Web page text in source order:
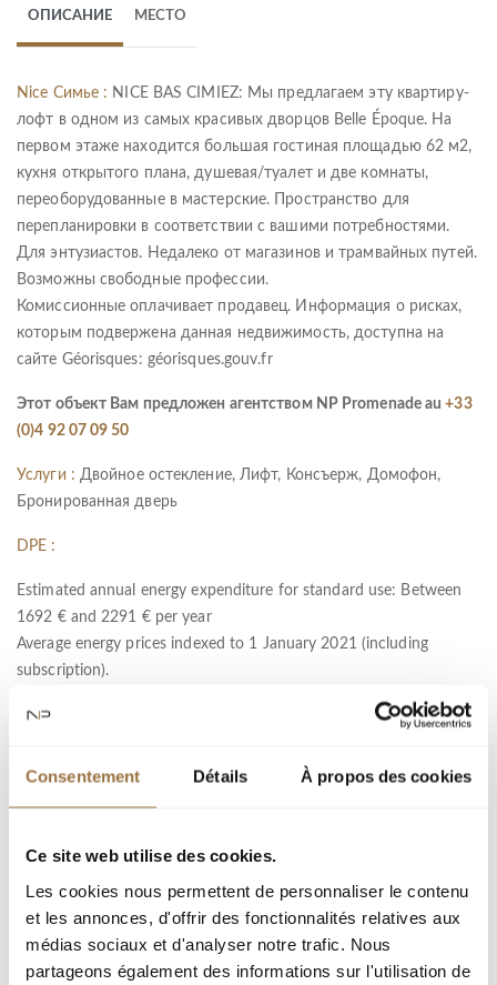
Consentement Détails À propos des cookies
Ce site web utilise des cookies.
Les cookies nous permettent de personnaliser le contenu
et les annonces, d'offrir des fonctionnalités relatives aux
médias sociaux et d'analyser notre trafic. Nous
partageons également des informations sur l'utilisation de
ОПИСАНИЕ МЕСТО
Nice Симье : NICE BAS CIMIEZ: Мы предлагаем эту квартиру-
лофт в одном из самых красивых дворцов Belle Époque. На
первом этаже находится большая гостиная площадью 62 м2,
кухня открытого плана, душевая/туалет и две комнаты,
переоборудованные в мастерские. Пространство для
перепланировки в соответствии с вашими потребностями.
Для энтузиастов. Недалеко от магазинов и трамвайных путей.
Возможны свободные профессии.
Комиссионные оплачивает продавец. Информация о рисках,
которым подвержена данная недвижимость, доступна на
сайте Géorisques: géorisques.gouv.fr
Этот объект Вам предложен агентством NP Promenade au+33
(0)4 92 07 09 50
Услуги : Двойное остекление, Лифт, Консъерж, Домофон,
Бронированная дверь
DPE :
Estimated annual energy expenditure for standard use: Between
1692 € and 2291 € per year
Average energy prices indexed to 1 January 2021 (including
subscription).
Information on the risks to which this property is exposed is
Ref : LF-11289
Тип недвижимости : Квартира
Площадь : 109 m²
Комната : 3